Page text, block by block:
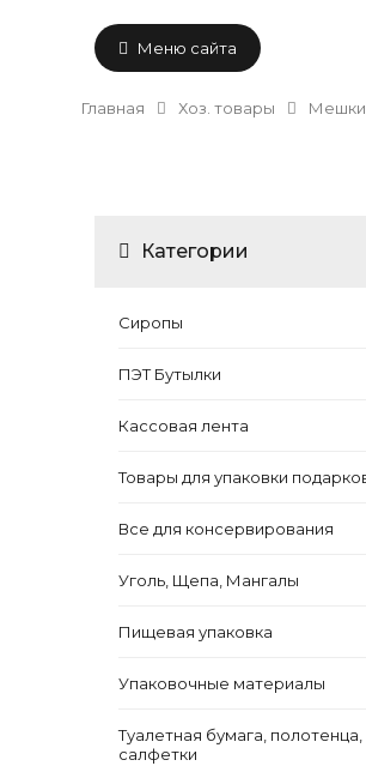
Меню сайта
Главная Хоз. товары Мешки
Категории
Сиропы
ПЭТ Бутылки
Кассовая лента
Товары для упаковки
Все для консервирования
Уголь, Щепа, Мангалы
Пищевая упаковка
Упаковочные материалы
Туалетная бумага, полотенца,
салфетки